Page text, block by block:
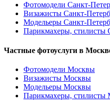
Фотомодели Санкт-
Визажисты Санкт-
Модельеры Санкт-
Парикмахеры, стилисты
Частные фотоуслуги в
Фотомодели Москвы
Визажисты Москвы
Модельеры Москвы
Парикмахеры, стилисты